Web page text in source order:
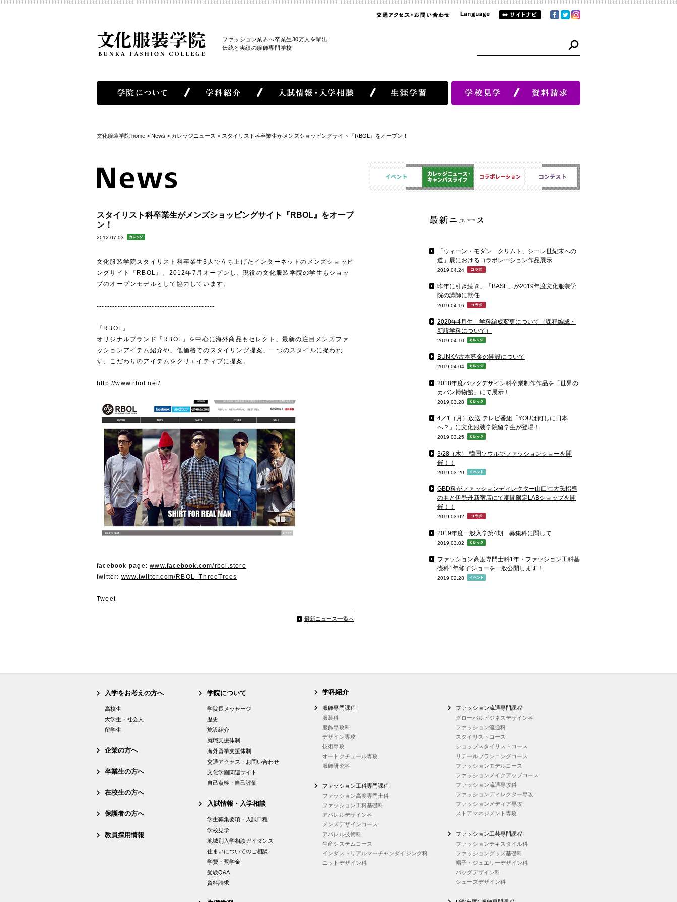
ファッション業界へ卒業生30万人を輩出！
伝統と実績の服飾専門学校
文化服装学院 home > News > カレッジニュース > スタイリスト科卒業生がメンズショッピングサイト『RBOL』をオープン！
スタイリスト科卒業生がメンズショッピングサイト『RBOL』をオープ
ン！
2012.07.03
文化服装学院スタイリスト科卒業生3人で立ち上げたインターネットのメンズショッピ
ングサイト『RBOL』。2012年7月オープンし、現役の文化服装学院の学生もショッ
プのオープンモデルとして協力しています。
---------------------------------------------
『RBOL』
オリジナルブランド「RBOL」を中心に海外商品もセレクト、最新の注目メンズファ
ッションアイテム紹介や、低価格でのスタイリング提案、一つのスタイルに捉われ
ず、こだわりのアイテムをクリエイティブに提案。
http://www.rbol.net/
facebook page:www.facebook.com/rbol.store
twitter: www.twitter.com/RBOL_ThreeTrees
Tweet
最新ニュース一覧へ
「ウィーン・モダン クリムト、シーレ世紀末への
道」展におけるコラボレーション作品展示
2019.04.24
昨年に引き続き、「BASE」が2019年度文化服装学
院の講師に就任
2019.04.16
2020年4月生 学科編成変更について（課程編成・
新設学科について）
2019.04.10
BUNKA古本募金の開設について
2019.04.04
2018年度バッグデザイン科卒業制作作品を「世界の
カバン博物館」にて展示！
2019.03.28
4／1（月）放送 テレビ番組「YOUは何しに日本
へ？」に文化服装学院留学生が登場！
2019.03.25
3/28（木） 韓国ソウルでファッションショーを開
催！！
2019.03.20
GBD科がファッションディレクター山口壮大氏指導
のもと伊勢丹新宿店にて期間限定LABショップを開
催！！
2019.03.02
2019年度一般入学第4期 募集科に関して
2019.03.02
ファッション高度専門士科1年・ファッション工科基
礎科1年修了ショーを一般公開します！
2019.02.28
入学をお考えの方へ
高校生
大学生・社会人
留学生
企業の方へ
卒業生の方へ
在校生の方へ
保護者の方へ
教員採用情報
学院について
学院長メッセージ
歴史
施設紹介
就職支援体制
海外留学支援体制
交通アクセス・お問い合わせ
文化学園関連サイト
自己点検・自己評価
入試情報・入学相談
学生募集要項・入試日程
学校見学
地域別入学相談ガイダンス
住まいについてのご相談
学費・奨学金
受験Q&A
資料請求
学科紹介
服飾専門課程
服装科
服飾専攻科
デザイン専攻
技術専攻
オートクチュール専攻
服飾研究科
ファッション工科専門課程
ファッション高度専門士科
ファッション工科基礎科
アパレルデザイン科
メンズデザインコース
アパレル技術科
生産システムコース
インダストリアルマーチャンダイジング科
ニットデザイン科
ファッション流通専門課程
グローバルビジネスデザイン科
ファッション流通科
スタイリストコース
ショップスタイリストコース
リテールプランニングコース
ファッションモデルコース
ファッションメイクアップコース
ファッション流通専攻科
ファッションディレクター専攻
ファッションメディア専攻
ストアマネジメント専攻
ファッション工芸専門課程
ファッションテキスタイル科
ファッショングッズ基礎科
帽子・ジュエリーデザイン科
バッグデザイン科
シューズデザイン科